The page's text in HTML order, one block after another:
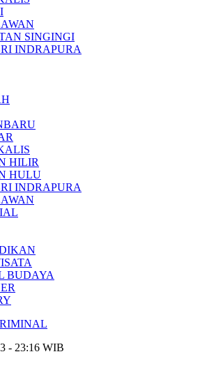
SINGINGI
INDRAPURA
HILIR
HULU
INDRAPURA
BUDAYA
- 23:16 WIB